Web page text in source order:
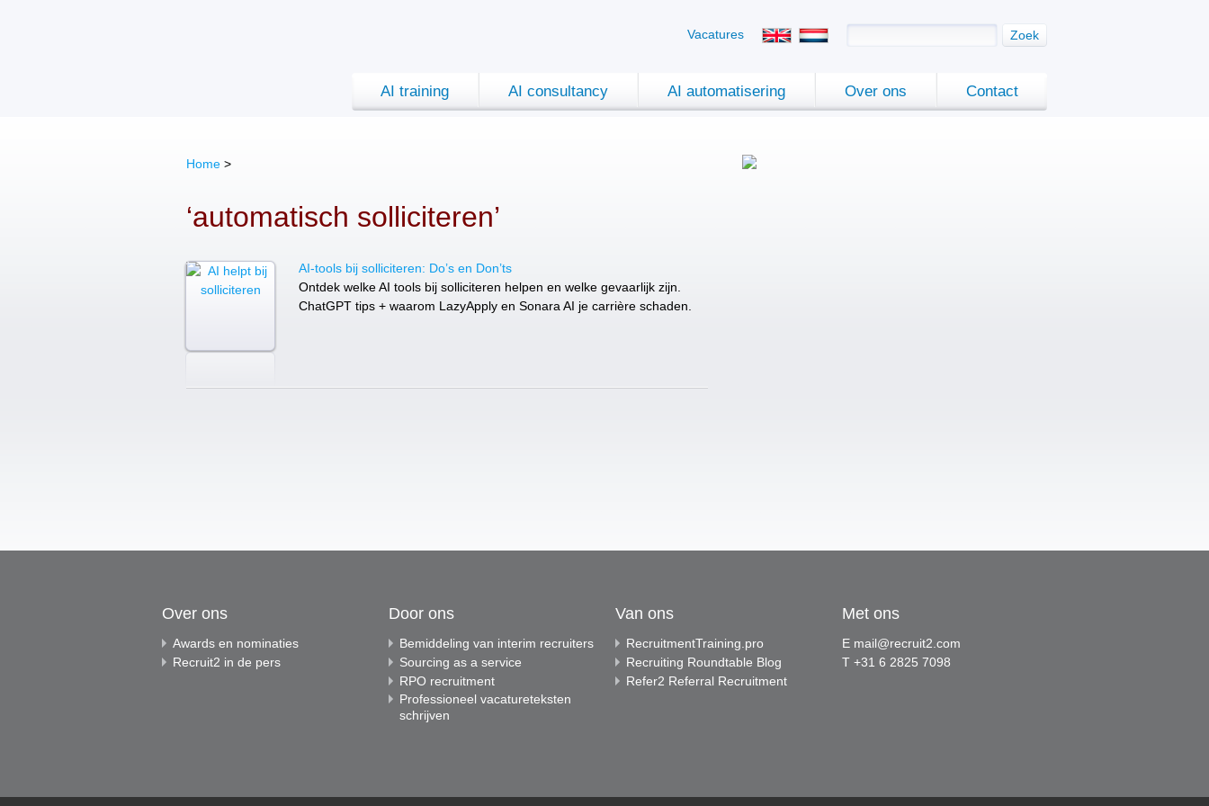
AI training AI consultancy AI automatisering Over ons Contact
Zoek
Vacatures
Home >
‘automatisch solliciteren’
AI-tools bij solliciteren: Do’s en Don’ts
Ontdek welke AI tools bij solliciteren helpen en welke gevaarlijk zijn.
ChatGPT tips + waarom LazyApply en Sonara AI je carrière schaden.
Over ons
Awards en nominaties
Recruit2 in de pers
Door ons
Bemiddeling van interim recruiters
Sourcing as a service
RPO recruitment
Professioneel vacatureteksten
schrijven
Van ons
RecruitmentTraining.pro
Recruiting Roundtable Blog
Refer2 Referral Recruitment
Met ons
E mail@recruit2.com
T +31 6 2825 7098